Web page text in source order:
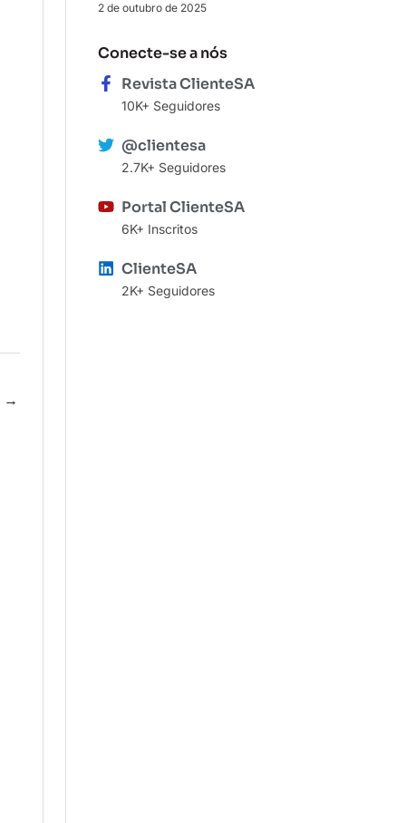
→
2 de outubro de 2025
Conecte-se a nós
Revista ClienteSA
10K+ Seguidores
@clientesa
2.7K+ Seguidores
Portal ClienteSA
6K+ Inscritos
ClienteSA
2K+ Seguidores